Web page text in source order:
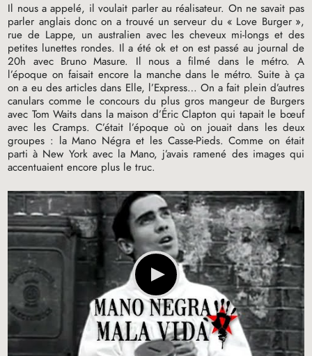
Il nous a appelé, il voulait parler au réalisateur. On ne savait pas
parler anglais donc on a trouvé un serveur du « Love Burger »,
rue de Lappe, un australien avec les cheveux mi-longs et des
petites lunettes rondes. Il a été ok et on est passé au journal de
20h avec Bruno Masure. Il nous a filmé dans le métro. A
l’époque on faisait encore la manche dans le métro. Suite à ça
on a eu des articles dans Elle, l’Express… On a fait plein d’autres
canulars comme le concours du plus gros mangeur de Burgers
avec Tom Waits dans la maison d’Éric Clapton qui tapait le bœuf
avec les Cramps. C’était l’époque où on jouait dans les deux
groupes : la Mano Négra et les Casse-Pieds. Comme on était
parti à New York avec la Mano, j’avais ramené des images qui
accentuaient encore plus le truc.